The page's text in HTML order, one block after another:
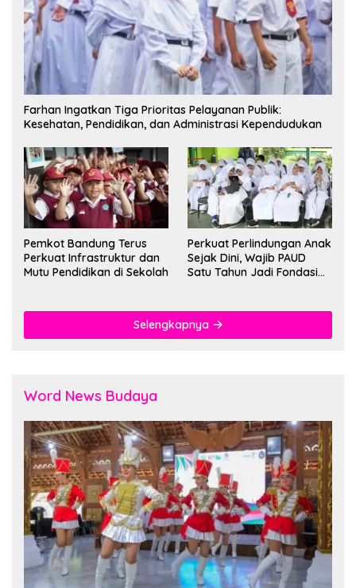
Farhan Ingatkan Tiga Prioritas Pelayanan Publik:
Kesehatan, Pendidikan, dan Administrasi Kependudukan
Pemkot Bandung Terus
Perkuat Infrastruktur dan
Mutu Pendidikan di Sekolah
Perkuat Perlindungan Anak
Sejak Dini, Wajib PAUD
Satu Tahun Jadi Fondasi
Selengkapnya
Word News Budaya